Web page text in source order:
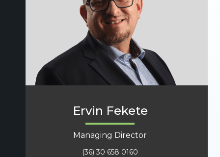
Ervin Fekete
Managing Director
(36) 30 658 0160